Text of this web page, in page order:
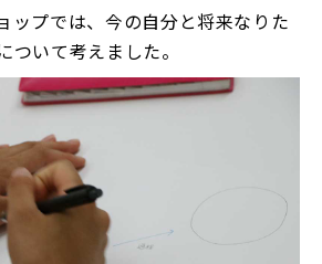
ップでは、今の自分と将来なりた
ついて考えました。